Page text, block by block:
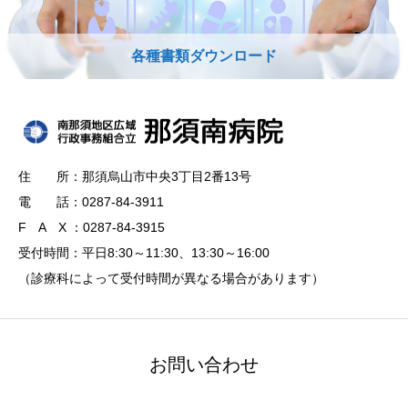
各種書類ダウンロード
住 所：那須烏山市中央3丁目2番13号
電 話：0287-84-3911
F A X ：0287-84-3915
受付時間：平日8:30～11:30、13:30～16:00
（診療科によって受付時間が異なる場合があります）
お問い合わせ